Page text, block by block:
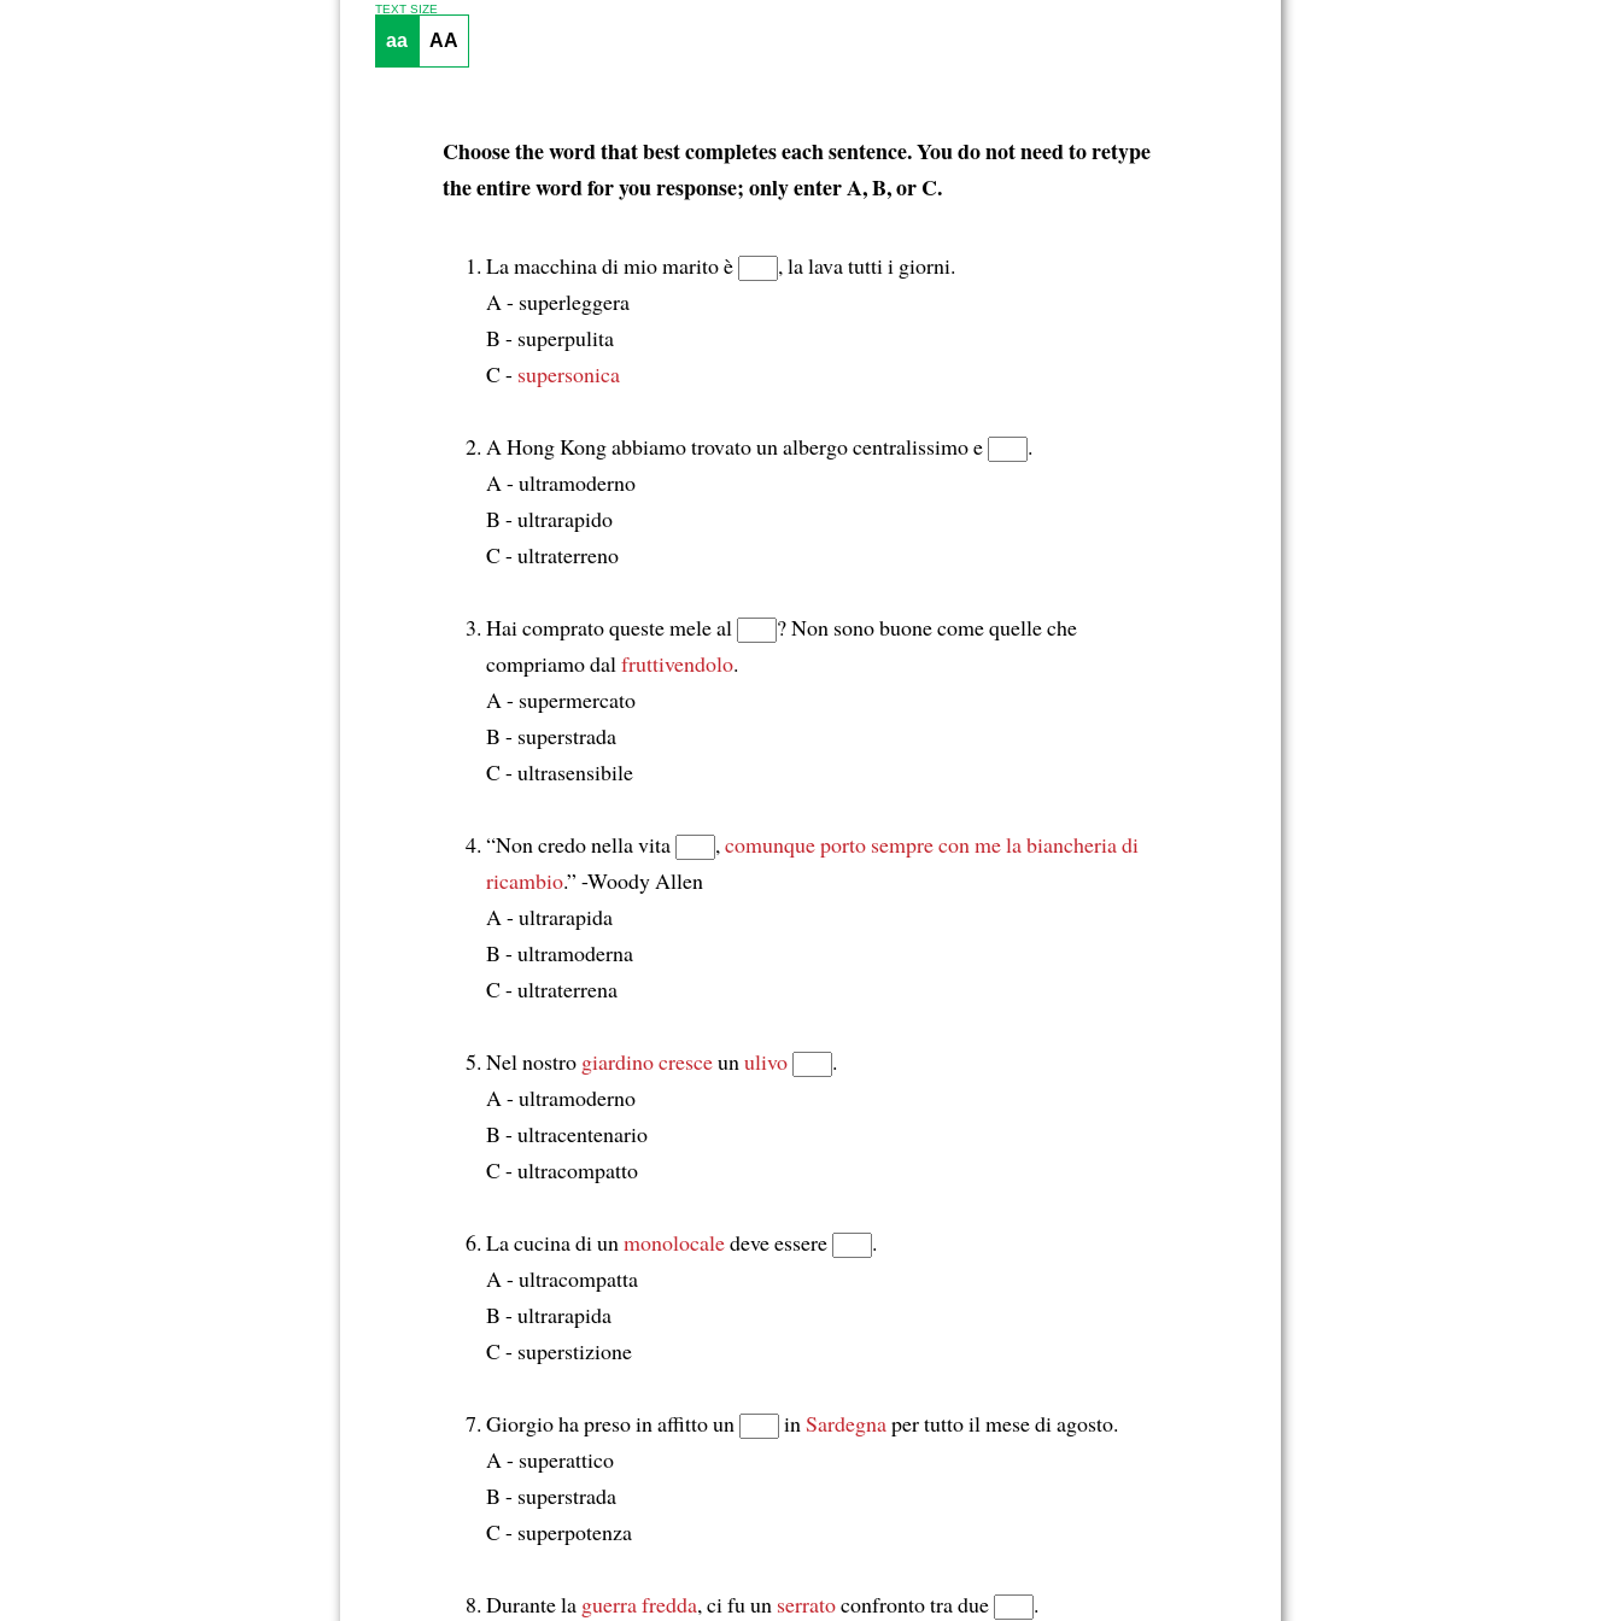
TEXT SIZE
aa AA
Choose the word that best completes each sentence. You do not need to retype
the entire word for you response; only enterA,B, orC.
La macchina di mio marito è
, la lava tutti i giorni.
A - superleggera
B - superpulita
C - supersonica
A Hong Kong abbiamo trovato un albergo centralissimo e
.
A - ultramoderno
B - ultrarapido
C - ultraterreno
Hai comprato queste mele al
? Non sono buone come quelle che
compriamo dalfruttivendolo.
A - supermercato
B - superstrada
C - ultrasensibile
“Non credo nella vita ,comunque porto sempre con me la biancheria di
ricambio.” -Woody Allen
A - ultrarapida
B - ultramoderna
C - ultraterrena
Nel nostro giardinocresceunulivo
.
A - ultramoderno
B - ultracentenario
C - ultracompatto
La cucina di unmonolocaledeve essere
.
A - ultracompatta
B - ultrarapida
C - superstizione
Giorgio ha preso in affitto un inSardegnaper tutto il mese di agosto.
A - superattico
B - superstrada
C - superpotenza
Durante la guerra fredda, ci fu un serratoconfronto tra due .